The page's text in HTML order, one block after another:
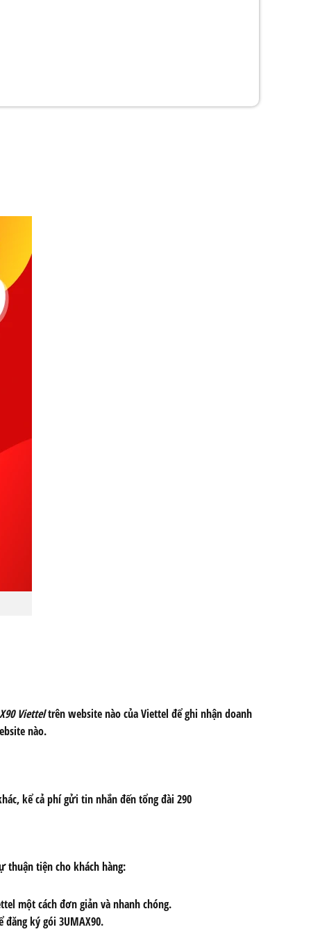
Vietteltrên website nào của Viettel để ghi nhận doanh
nào.
kể cả phí gửi tin nhắn đến tổng đài 290
thuận tiện cho khách hàng:
một cách đơn giản và nhanh chóng.
ký gói 3UMAX90.